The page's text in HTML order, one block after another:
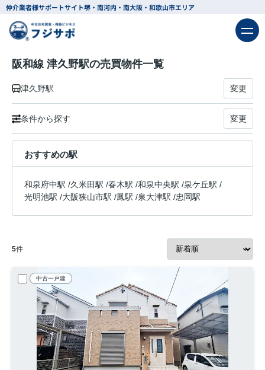
仲介業者様サポートサイト堺・南河内・南大阪・和歌山市エリア
阪和線 津久野駅の売買物件一覧
津久野駅 変更
条件から探す 変更
おすすめの駅
和泉府中駅 /久米田駅 /春木駅 /和泉中央駅 /泉ケ丘駅 /
光明池駅 /大阪狭山市駅 /鳳駅 /泉大津駅 /忠岡駅
5件
中古一戸建